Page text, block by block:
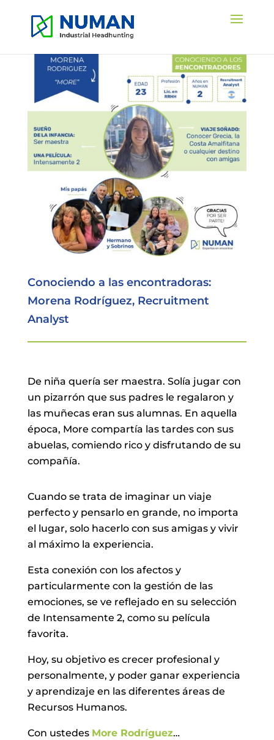
Conociendo a las encontradoras:
Morena Rodríguez, Recruitment
Analyst
De niña quería ser maestra. Solía jugar con
un pizarrón que sus padres le regalaron y
las muñecas eran sus alumnas. En aquella
época, More compartía las tardes con sus
abuelas, comiendo rico y disfrutando de su
compañía.
Cuando se trata de imaginar un viaje
perfecto y pensarlo en grande, no importa
el lugar, solo hacerlo con sus amigas y vivir
al máximo la experiencia.
Esta conexión con los afectos y
particularmente con la gestión de las
emociones, se ve reflejado en su selección
de Intensamente 2, como su película
favorita.
Hoy, su objetivo es crecer profesional y
personalmente, y poder ganar experiencia
y aprendizaje en las diferentes áreas de
Recursos Humanos.
Con ustedes More Rodríguez…